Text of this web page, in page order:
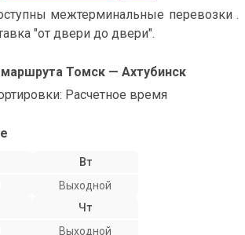
межтерминальные перевозки .
"от двери до двери".
Томск — Ахтубинск
Расчетное время
Вт
Выходной
Чт
Выходной